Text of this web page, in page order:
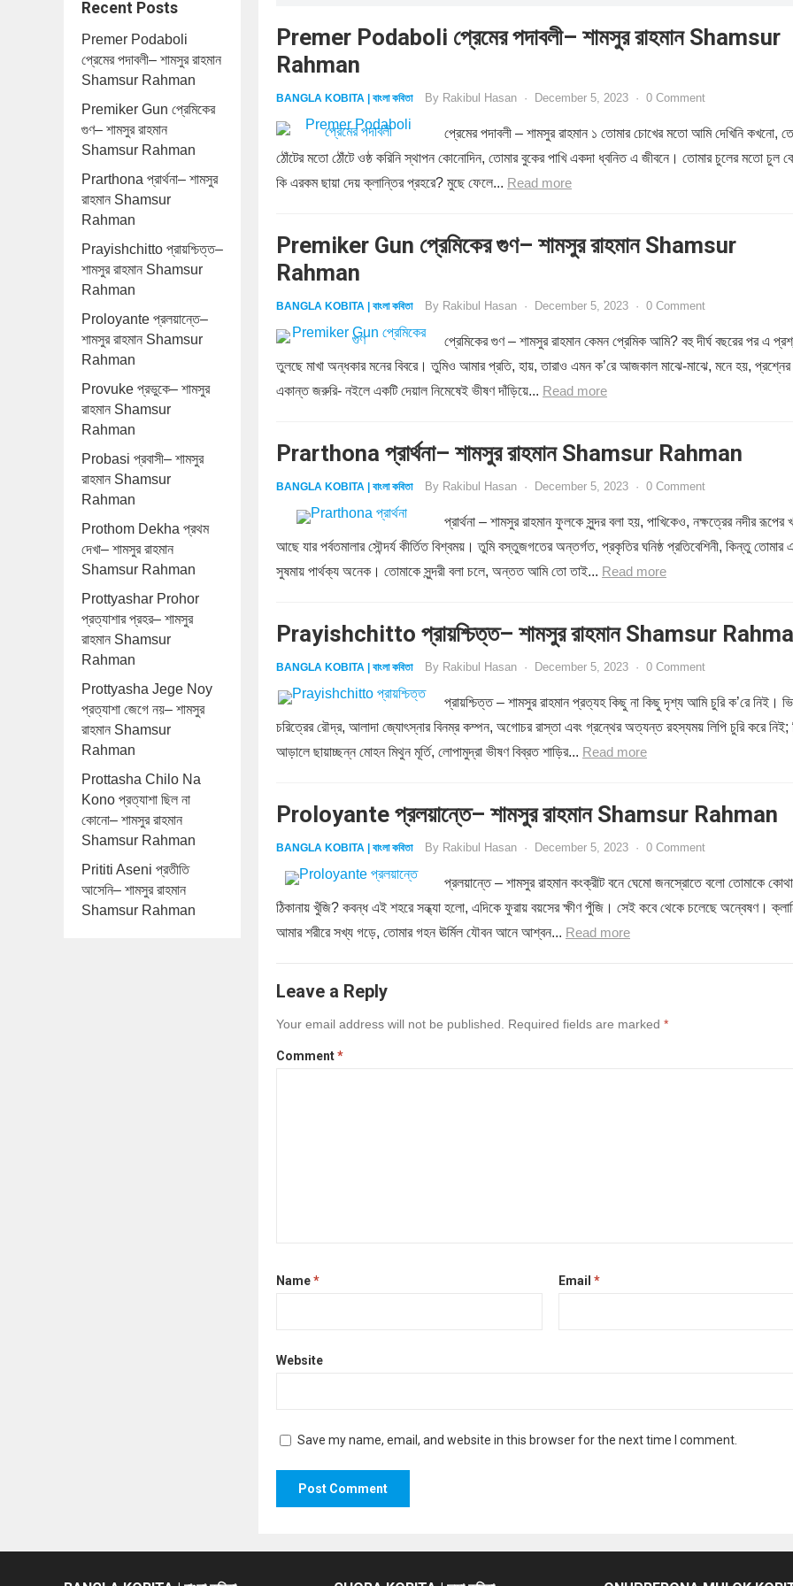
Recent Posts
Premer Podaboli
প্রেমের পদাবলী– শামসুর রাহমান
Shamsur Rahman
Premiker Gun প্রেমিকের
গুণ– শামসুর রাহমান
Shamsur Rahman
Prarthona প্রার্থনা– শামসুর
রাহমান Shamsur
Rahman
Prayishchitto প্রায়শ্চিত্ত–
শামসুর রাহমান Shamsur
Rahman
Proloyante প্রলয়ান্তে–
শামসুর রাহমান Shamsur
Rahman
Provuke প্রভুকে– শামসুর
রাহমান Shamsur
Rahman
Probasi প্রবাসী– শামসুর
রাহমান Shamsur
Rahman
Prothom Dekha প্রথম
দেখা– শামসুর রাহমান
Shamsur Rahman
Prottyashar Prohor
প্রত্যাশার প্রহর– শামসুর
রাহমান Shamsur
Rahman
Prottyasha Jege Noy
প্রত্যাশা জেগে নয়– শামসুর
রাহমান Shamsur
Rahman
Prottasha Chilo Na
Kono প্রত্যাশা ছিল না
কোনো– শামসুর রাহমান
Shamsur Rahman
Prititi Aseni প্রতীতি
আসেনি– শামসুর রাহমান
Shamsur Rahman
Premer Podaboli প্রেমের পদাবলী– শামসুর রাহমান Shamsur
Rahman
BANGLA KOBITA | বাংলা কবিতা By Rakibul Hasan · December 5, 2023 · 0 Comment
প্রেমের পদাবলী – শামসুর রাহমান ১ তোমার চোখের মতো আমি দেখিনি কখনো,
ঠোঁটের মতো ঠোঁটে ওষ্ঠ করিনি স্থাপন কোনোদিন, তোমার বুকের পাখি একদা ধ্বনিত এ জীবনে। তোমার চুলের মতো চুল
কি এরকম ছায়া দেয় ক্লান্তির প্রহরে? মুছে ফেলে... Read more
Premiker Gun প্রেমিকের গুণ– শামসুর রাহমান Shamsur
Rahman
BANGLA KOBITA | বাংলা কবিতা By Rakibul Hasan · December 5, 2023 · 0 Comment
প্রেমিকের গুণ – শামসুর রাহমান কেমন প্রেমিক আমি? বহু দীর্ঘ বছরের পর এ
তুলছে মাখা অন্ধকার মনের বিবরে। তুমিও আমার প্রতি, হায়, তারাও এমন ক’রে আজকাল মাঝে-মাঝে, মনে হয়,
একান্ত জরুরি- নইলে একটি দেয়াল নিমেষেই ভীষণ দাঁড়িয়ে... Read more
Prarthona প্রার্থনা– শামসুর রাহমান Shamsur Rahman
BANGLA KOBITA | বাংলা কবিতা By Rakibul Hasan · December 5, 2023 · 0 Comment
প্রার্থনা – শামসুর রাহমান ফুলকে সুন্দর বলা হয়, পাখিকেও, নক্ষত্রের নদীর রূপের
আছে যার পর্বতমালার সৌন্দর্য কীর্তিত বিশ্বময়। তুমি বস্তুজগতের অন্তর্গত, প্রকৃতির ঘনিষ্ঠ প্রতিবেশিনী, কিন্তু তোমার
সুষমায় পার্থক্য অনেক। তোমাকে সুন্দরী বলা চলে, অন্তত আমি তো তাই... Read more
Prayishchitto প্রায়শ্চিত্ত– শামসুর রাহমান Shamsur
BANGLA KOBITA | বাংলা কবিতা By Rakibul Hasan · December 5, 2023 · 0 Comment
প্রায়শ্চিত্ত – শামসুর রাহমান প্রত্যহ কিছু না কিছু দৃশ্য আমি চুরি ক’রে নিই।
চরিত্রের রৌদ্র, আলাদা জ্যোৎস্নার বিনম্র কম্পন, অগোচর রাস্তা এবং গ্রন্থের অত্যন্ত রহস্যময় লিপি চুরি করে নিই;
আড়ালে ছায়াচ্ছন্ন মোহন মিথুন মূর্তি, লোপামুদ্রা ভীষণ বিব্রত শাড়ির... Read more
Proloyante প্রলয়ান্তে– শামসুর রাহমান Shamsur Rahman
BANGLA KOBITA | বাংলা কবিতা By Rakibul Hasan · December 5, 2023 · 0 Comment
প্রলয়ান্তে – শামসুর রাহমান কংক্রীট বনে ঘেমো জনস্রোতে বলো তোমাকে
ঠিকানায় খুঁজি? কবন্ধ এই শহরে সন্ধ্যা হলো, এদিকে ফুরায় বয়সের ক্ষীণ পুঁজি। সেই কবে থেকে চলেছে অন্বেষণ।
আমার শরীরে সখ্য গড়ে, তোমার গহন ঊর্মিল যৌবন আনে আশ্বন... Read more
Leave a Reply
Your email address will not be published. Required fields are marked *
Comment*
Name* Email*
Website
Save my name, email, and website in this browser for the next time I comment.